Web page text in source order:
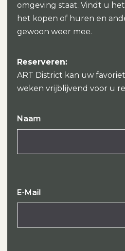
omgeving staat. Vindt u
het kopen of huren en
gewoon weer mee.
Reserveren:
ART District kan uw
weken vrijblijvend voor u
Naam
E-Mail